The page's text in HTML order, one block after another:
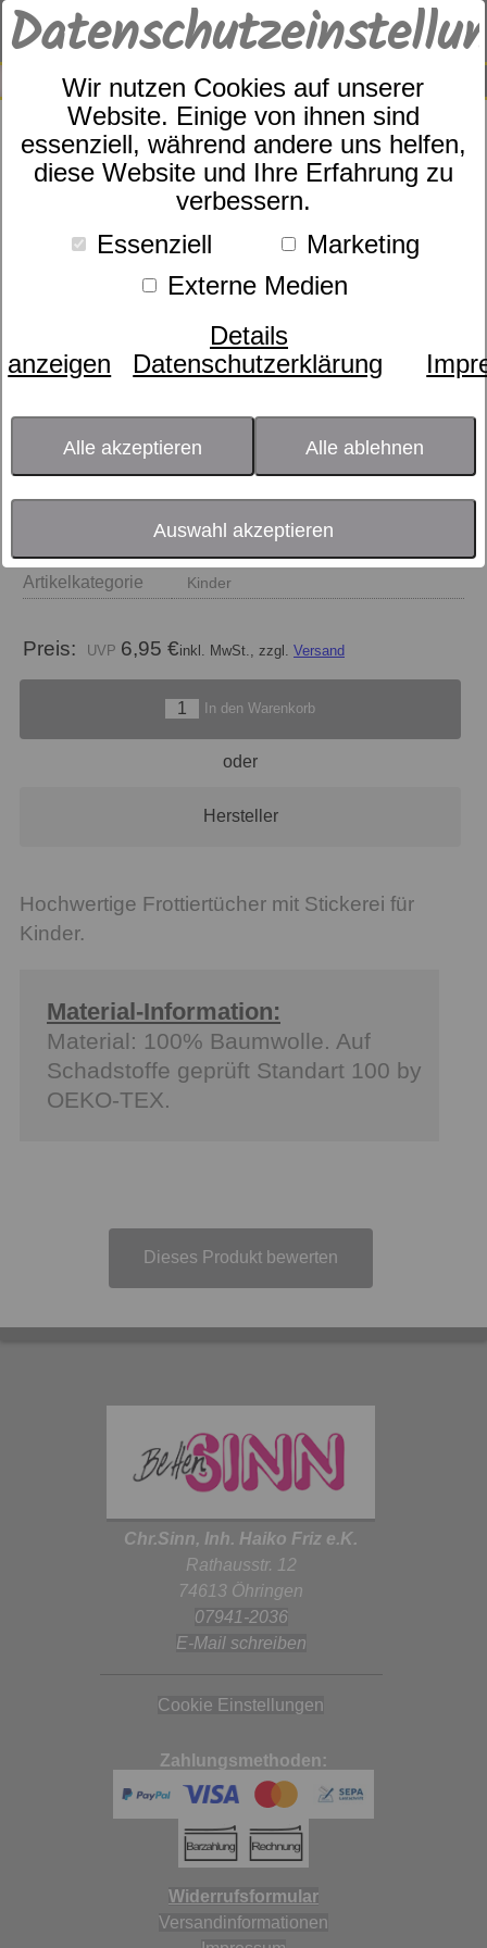
Wir nutzen Cookies auf unserer
Website. Einige von ihnen sind
essenziell, während andere uns helfen,
diese Website und Ihre Erfahrung zu
verbessern.
Essenziell
Marketing
Externe Medien
Details
anzeigen
Datenschutzerklärung
Alle akzeptieren Alle ablehnen
Auswahl akzeptieren
SUCHE
0
Kinderfrottier Bär blau
Artikelkategorie Kinder
Preis: 6,95 €inkl. MwSt., zzgl. Versand
In den Warenkorb
oder
Hersteller
Hochwertige Frottiertücher mit Stickerei für
Kinder.
Material-Information:
Material: 100% Baumwolle. Auf
Schadstoffe geprüft Standart 100 by
OEKO-TEX.
Dieses Produkt bewerten
Chr.Sinn, Inh. Haiko Friz e.K.
Rathausstr. 12
74613 Öhringen
07941-2036
E-Mail schreiben
Cookie Einstellungen
Zahlungsmethoden:
Widerrufsformular
Versandinformationen